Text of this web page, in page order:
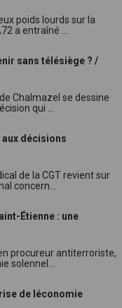
poids lourds sur la
a entraîné ...
sans télésiège ? /
Chalmazel se dessine
qui ...
aux décisions
de la CGT revient sur
concern...
Étienne : une
procureur antiterroriste,
solennel...
de léconomie